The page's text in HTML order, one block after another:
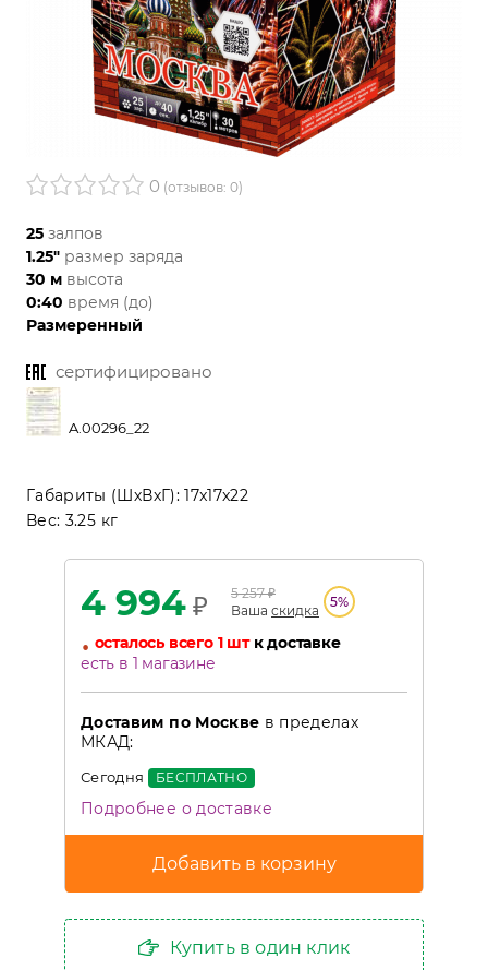
0 (отзывов: 0)
25 залпов
1.25" размер заряда
30 м высота
0:40 время (до)
Размеренный
сертифицировано
A.00296_22
Габариты (ШхВхГ):17x17x22
Вес: 3.25 кг
4 994 ₽ 5 257₽
Ваша скидка
5%
• осталось всего 1 штк доставке
есть в 1 магазине
Доставим по Москве в пределах
МКАД:
Сегодня БЕСПЛАТНО
Подробнее о доставке
Купить в один клик